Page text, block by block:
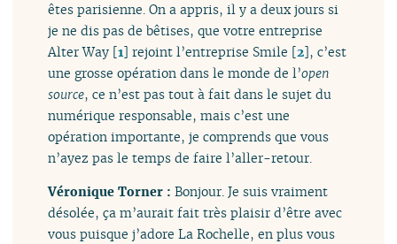
êtes parisienne. On a appris, il y a deux jours si
je ne dis pas de bêtises, que votre entreprise
Alter Way [1] rejoint l’entreprise Smile [2], c’est
une grosse opération dans le monde de l’open
source, ce n’est pas tout à fait dans le sujet du
numérique responsable, mais c’est une
opération importante, je comprends que vous
n’ayez pas le temps de faire l’aller-retour.
Véronique Torner :Bonjour. Je suis vraiment
désolée, ça m’aurait fait très plaisir d’être avec
vous puisque j’adore La Rochelle, en plus vous